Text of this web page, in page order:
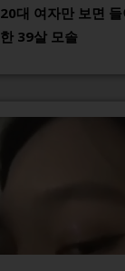
20대 여자만 보면
한 39살 모솔